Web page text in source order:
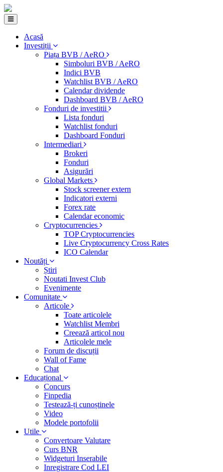
Acasă
Investiții
Piața BVB / AeRO
Simboluri BVB / AeRO
Indici BVB
Watchlist BVB / AeRO
Calendar dividende
Dashboard BVB / AeRO
Fonduri de investitii
Lista fonduri
Watchlist fonduri
Dashboard Fonduri
Intermediari
Brokeri
Fonduri
Asigurări
Global Markets
Stock screener extern
Indicatori externi
Forex rate
Calendar economic
Cryptocurrencies
TOP Cryptocurrencies
Live Cryptocurrency Cross Rates
ICO Calendar
Noutăți
Știri
Noutati Invest Club
Evenimente
Comunitate
Articole
Toate articolele
Watchlist Membri
Creează articol nou
Articolele mele
Forum de discuții
Wall of Fame
Chat
Educațional
Concurs
Finpedia
Testează-ți cunoștinele
Video
Modele portofolii
Utile
Convertoare Valutare
Curs BNR
Widgeturi Inserabile
Inregistrare Cod LEI